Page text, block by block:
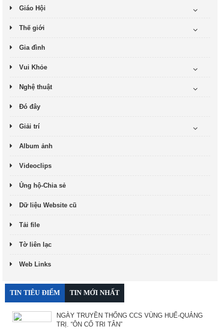
Giáo Hội
Thế giới
Gia đình
Vui Khỏe
Nghệ thuật
Đó đây
Giải trí
Album ảnh
Videoclips
Ủng hộ-Chia sẻ
Dữ liệu Website cũ
Tải file
Tờ liên lạc
Web Links
TIN TIÊU ĐIỂM TIN MỚI NHẤT
NGÀY TRUYỀN THỐNG CCS VÙNG HUẾ-QUẢNG
TRỊ. “ÔN CỐ TRI TÂN”